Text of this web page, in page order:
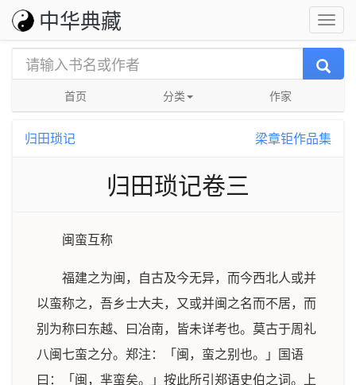
中华典藏
首页 分类 作家
归田琐记 梁章钜作品集
归田琐记卷三
闽蛮互称
福建之为闽，自古及今无异，而今西北人或并
以蛮称之，吾乡士大夫，又或并闽之名而不居，而
别为称曰东越、曰冶南，皆未详考也。莫古于周礼
八闽七蛮之分。郑注：「闽，蛮之别也。」国语
曰：「闽，芈蛮矣。」按此所引郑语史伯之词。上